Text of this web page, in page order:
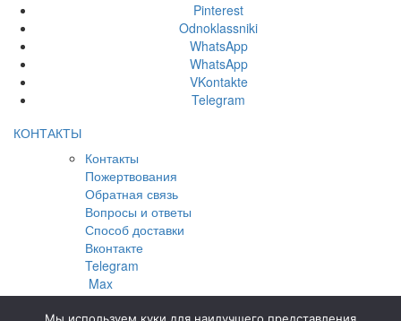
Pinterest
Odnoklassniki
WhatsApp
WhatsApp
VKontakte
Telegram
КОНТАКТЫ
Контакты
Пожертвования
Обратная связь
Вопросы и ответы
Способ доставки
Вконтакте
Telegram
Max
© 2023 Varganovgallery.ru Все права защищены. В дизайне